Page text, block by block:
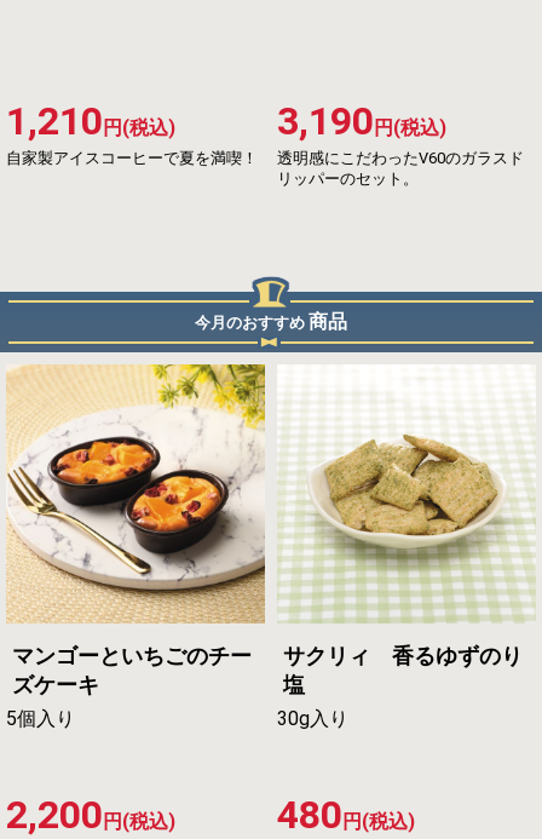
自家製アイスコーヒーで夏を満喫！
1,210 円(税込)
透明感にこだわったV60のガラスド
リッパーのセット。
3,190 円(税込)
今月のおすすめ 商品
マンゴーといちごのチー
ズケーキ
5個入り
2,200 円(税込)
サクリィ 香るゆずのり
塩
30g入り
480 円(税込)